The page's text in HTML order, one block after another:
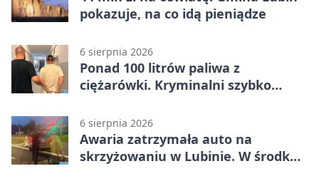
pokazuje, na co idą pieniądze
6 sierpnia 2026
Ponad 100 litrów paliwa z
ciężarówki. Kryminalni szybko
6 sierpnia 2026
Awaria zatrzymała auto na
skrzyżowaniu w Lubinie. W środku